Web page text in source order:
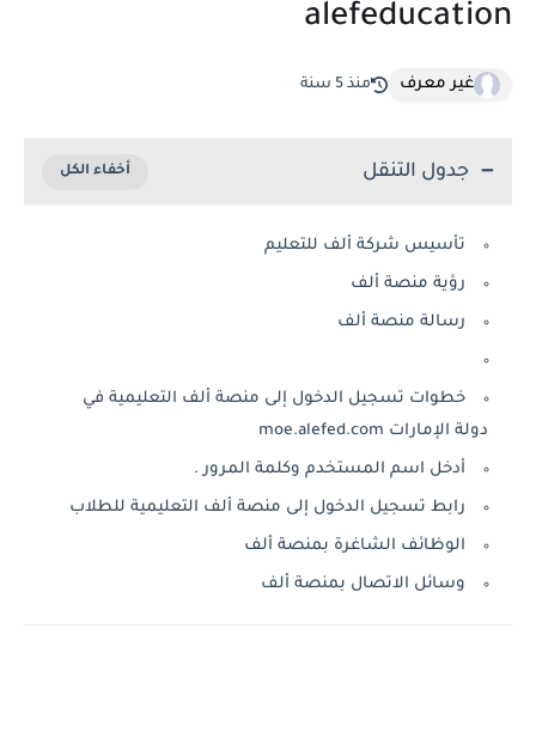
alefeducation
غير معرف منذ 5 سنة
جدول التنقل
تأسيس شركة ألف للتعليم
رؤية منصة ألف
رسالة منصة ألف
خطوات تسجيل الدخول إلى منصة ألف التعليمية في
دولة الإمارات moe.alefed.com
أدخل اسم المستخدم وكلمة المرور .
رابط تسجيل الدخول إلى منصة ألف التعليمية للطلاب
الوظائف الشاغرة بمنصة ألف
وسائل الاتصال بمنصة ألف